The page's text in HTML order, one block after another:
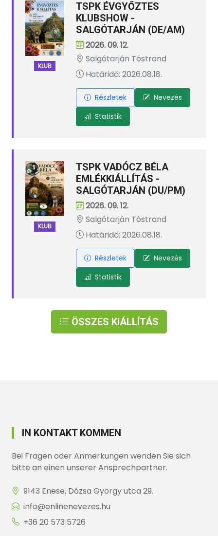
KLUB
TSPK ÉVGYŐZTES
KLUBSHOW -
SALGÓTARJÁN (DE/AM)
2026. 09. 12.
Salgótarján Tóstrand
Határidő: 2026.08.18.
Részletek
Nevezés
Statistik
KLUB
TSPK VADÓCZ BÉLA
EMLÉKKIÁLLÍTÁS -
SALGÓTARJÁN (DU/PM)
2026. 09. 12.
Salgótarján Tóstrand
Határidő: 2026.08.18.
Részletek
Nevezés
Statistik
ÖSSZES KIÁLLÍTÁS
IN KONTAKT KOMMEN
Bei Fragen oder Anmerkungen wenden Sie sich
bitte an einen unserer Ansprechpartner.
9143 Enese, Dózsa György utca 29.
info@onlinenevezes.hu
+36 20 573 5726